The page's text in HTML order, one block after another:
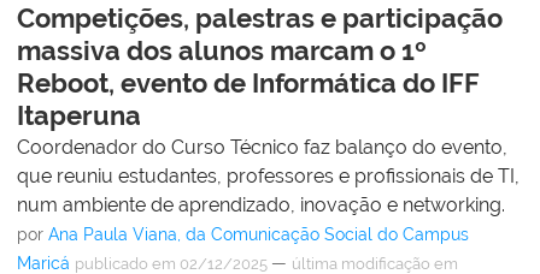
Competições, palestras e participação
massiva dos alunos marcam o 1º
Reboot, evento de Informática do IFF
Itaperuna
Coordenador do Curso Técnico faz balanço do evento,
que reuniu estudantes, professores e profissionais de TI,
num ambiente de aprendizado, inovação e networking.
por Ana Paula Viana, da Comunicação Social do Campus
Maricá publicado em 02/12/2025 — última modificação em